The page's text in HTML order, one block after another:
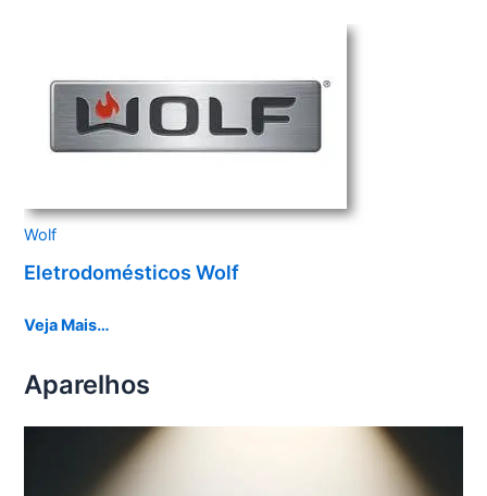
Wolf
Eletrodomésticos Wolf
Veja Mais…
Aparelhos